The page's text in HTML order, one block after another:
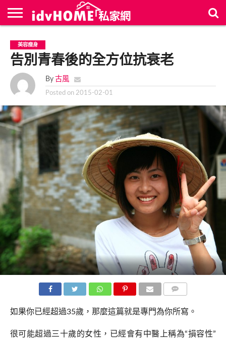
新
文
章
聯
絡
我
們
首
頁
美容瘦身
告別青春後的全方位抗衰老
By 古風
Posted on 2015-02-01
如果你已經超過35歲，那麼這篇就是專門為你所寫。
很可能超過三十歲的女性，已經會有中醫上稱為“損容性”